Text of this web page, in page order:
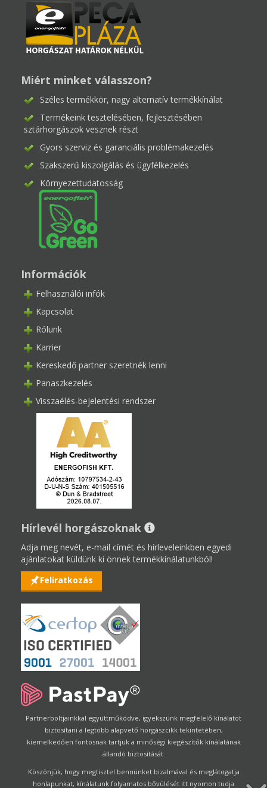
Miért minket válasszon?
Széles termékkör, nagy alternatív termékkínálat
Termékeink tesztelésében, fejlesztésében
sztárhorgászok vesznek részt
Gyors szerviz és garanciális problémakezelés
Szakszerű kiszolgálás és ügyfélkezelés
Környezettudatosság
Információk
Felhasználói infók
Kapcsolat
Rólunk
Karrier
Kereskedő partner szeretnék lenni
Panaszkezelés
Visszaélés-bejelentési rendszer
Hírlevél horgászoknak
Adja meg nevét, e-mail címét és hírleveleinkben egyedi
ajánlatokat küldünk ki önnek termékkínálatunkból!
Feliratkozás
Partnerboltjainkkal együttműködve, igyekszünk megfelelő kínálatot
biztosítani a legtöbb alapvető horgászcikk tekintetében,
kiemelkedően fontosnak tartjuk a minőségi kiegészítők kínálatának
állandó biztosítását.
Köszönjük, hogy megtisztel bennünket bizalmával és meglátogatja
honlapunkat, kínálatunk folyamatos bővülését itt nyomon tudja